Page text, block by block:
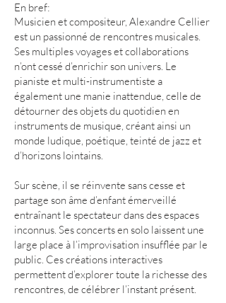
En bref:
Musicien et compositeur, Alexandre Cellier
est un passionné de rencontres musicales.
Ses multiples voyages et collaborations
n’ont cessé d’enrichir son univers. Le
pianiste et multi-instrumentiste a
également une manie inattendue, celle de
détourner des objets du quotidien en
instruments de musique, créant ainsi un
monde ludique, poétique, teinté de jazz et
d’horizons lointains.
Sur scène, il se réinvente sans cesse et
partage son âme d’enfant émerveillé
entraînant le spectateur dans des espaces
inconnus. Ses concerts en solo laissent une
large place à l’improvisation insufflée par le
public. Ces créations interactives
permettent d’explorer toute la richesse des
rencontres, de célébrer l’instant présent.